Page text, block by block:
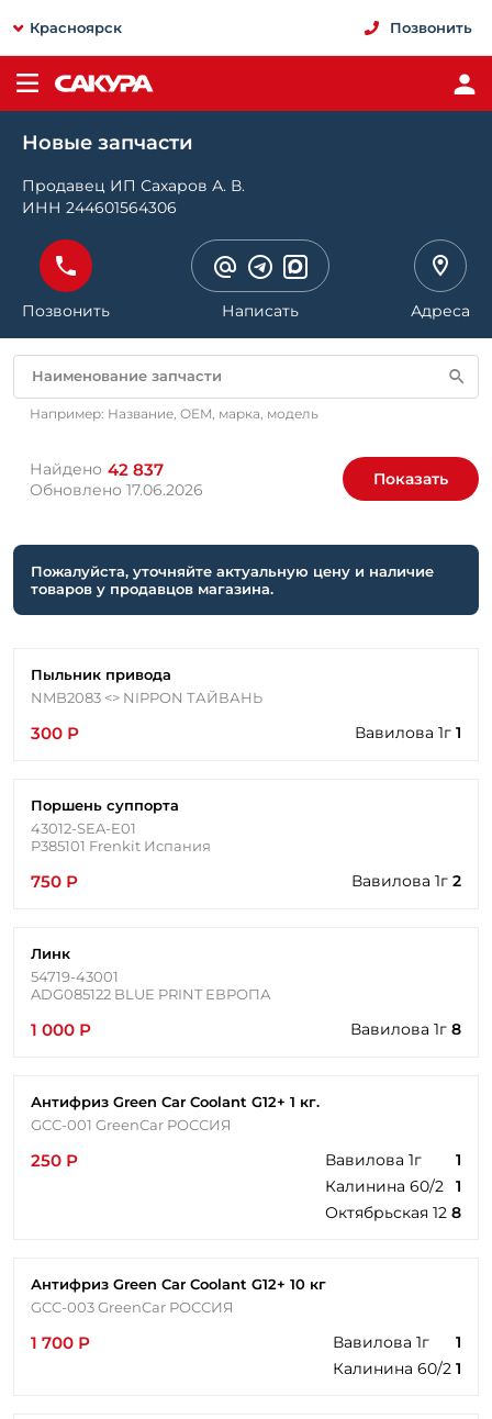
Красноярск Позвонить
Новые запчасти
Продавец ИП Сахаров А. В.
ИНН 244601564306
Позвонить Написать Адреса
Наименование запчасти
Например: Название, OEM, марка, модель
Найдено 42 837
Обновлено 17.06.2026
Показать
Пожалуйста, уточняйте актуальную цену и наличие
товаров у продавцов магазина.
Пыльник привода
NMB2083 <> NIPPON ТАЙВАНЬ
300 Р Вавилова 1г 1
Поршень суппорта
43012-SEA-E01
P385101 Frenkit Испания
750 Р Вавилова 1г 2
Линк
54719-43001
ADG085122 BLUE PRINT ЕВРОПА
1 000 Р Вавилова 1г 8
Антифриз Green Car Coolant G12+ 1 кг.
GCC-001 GreenCar РОССИЯ
250 Р Вавилова 1г
1
Калинина 60/2
1
Октябрьская 12 8
Антифриз Green Car Coolant G12+ 10 кг
GCC-003 GreenCar РОССИЯ
1 700 Р Вавилова 1г
1
Калинина 60/2 1